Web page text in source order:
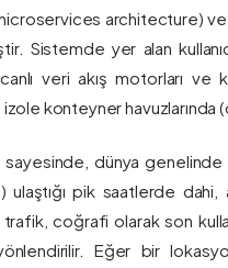
architecture)
Sistemde yer alan
veri akış motorları ve
konteyner havuzlarında
dünya genelinde
pik saatlerde dahi,
coğrafi olarak son
Eğer bir